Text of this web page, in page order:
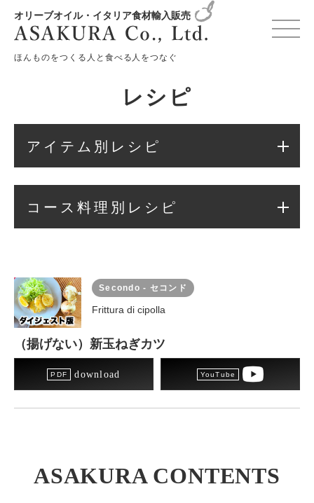
オリーブオイル・イタリア食材輸入販売
ほんものをつくる人と食べる人をつなぐ
変更確認プレビュー
レシピ
Secondo - セコンド
Frittura di cipolla
（揚げない）新玉ねぎカツ
download
アイテム別レシピ
コース料理別レシピ
ASAKURA CONTENTS